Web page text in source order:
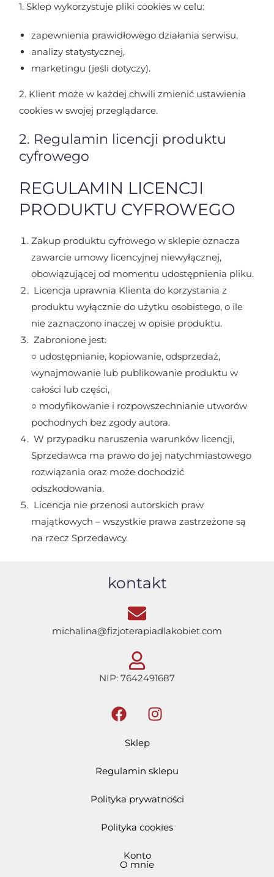
1. Sklep wykorzystuje pliki cookies w celu:
zapewnienia prawidłowego działania serwisu,
analizy statystycznej,
marketingu (jeśli dotyczy).
2. Klient może w każdej chwili zmienić ustawienia
cookies w swojej przeglądarce.
2. Regulamin licencji produktu
cyfrowego
REGULAMIN LICENCJI
PRODUKTU CYFROWEGO
Zakup produktu cyfrowego w sklepie oznacza
zawarcie umowy licencyjnej niewyłącznej,
obowiązującej od momentu udostępnienia pliku.
Licencja uprawnia Klienta do korzystania z
produktu wyłącznie do użytku osobistego, o ile
nie zaznaczono inaczej w opisie produktu.
Zabronione jest:
○ udostępnianie, kopiowanie, odsprzedaż,
wynajmowanie lub publikowanie produktu w
całości lub części,
○ modyfikowanie i rozpowszechnianie utworów
pochodnych bez zgody autora.
W przypadku naruszenia warunków licencji,
Sprzedawca ma prawo do jej natychmiastowego
rozwiązania oraz może dochodzić
odszkodowania.
Licencja nie przenosi autorskich praw
majątkowych – wszystkie prawa zastrzeżone są
na rzecz Sprzedawcy.
O mnie
Sklep
Regulamin sklepu
Polityka prywatności
Polityka cookies
Konto
kontakt
michalina@fizjoterapiadlakobiet.com
NIP: 7642491687